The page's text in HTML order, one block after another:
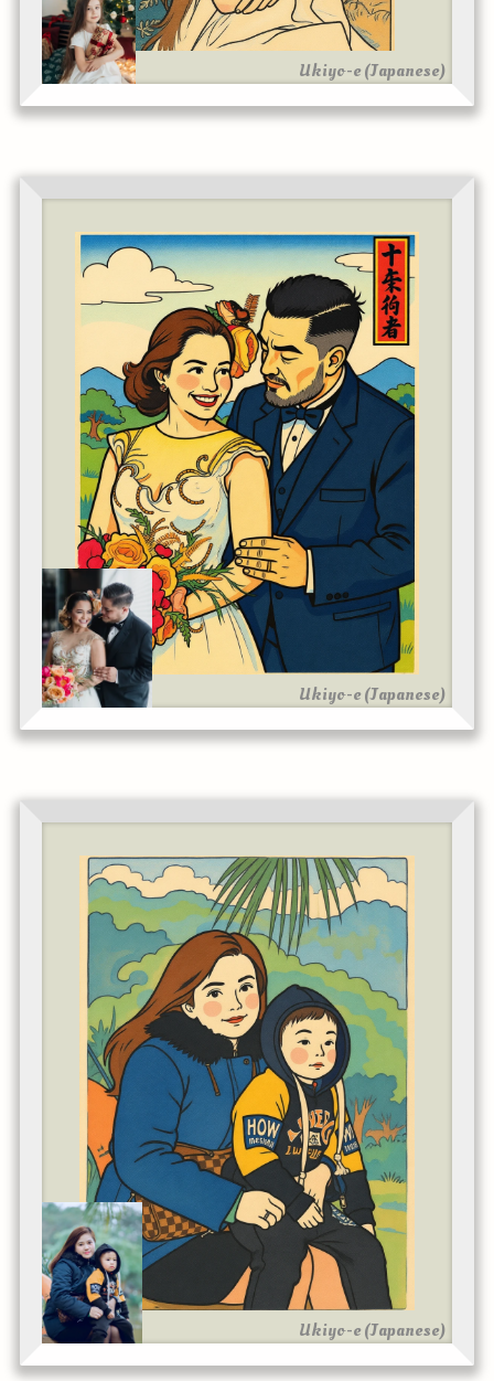
Ukiyo-e (Japanese)
Ukiyo-e (Japanese)
Ukiyo-e (Japanese)